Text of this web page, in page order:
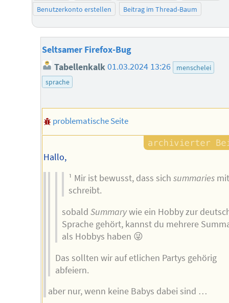
Benutzerkonto erstellen
Beitrag im Thread-Baum
Seltsamer Firefox-Bug
Tabellenkalk01.03.2024 13:26
menschelei
sprache
problematische Seite
Hallo,
¹ Mir ist bewusst, dass sich summaries
schreibt.
sobald Summarywie ein Hobby zur
Sprache gehört, kannst du mehrere
als Hobbys haben 😜
Das sollten wir auf etlichen Partys gehörig
abfeiern.
aber nur, wenn keine Babys dabei sind …